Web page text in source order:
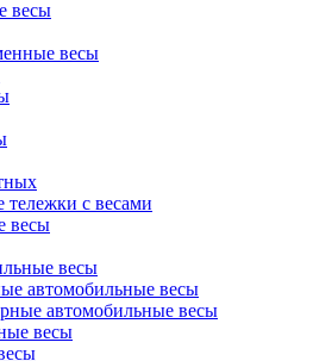
весы
весы
тележки с весами
весы
весы
автомобильные весы
автомобильные весы
весы